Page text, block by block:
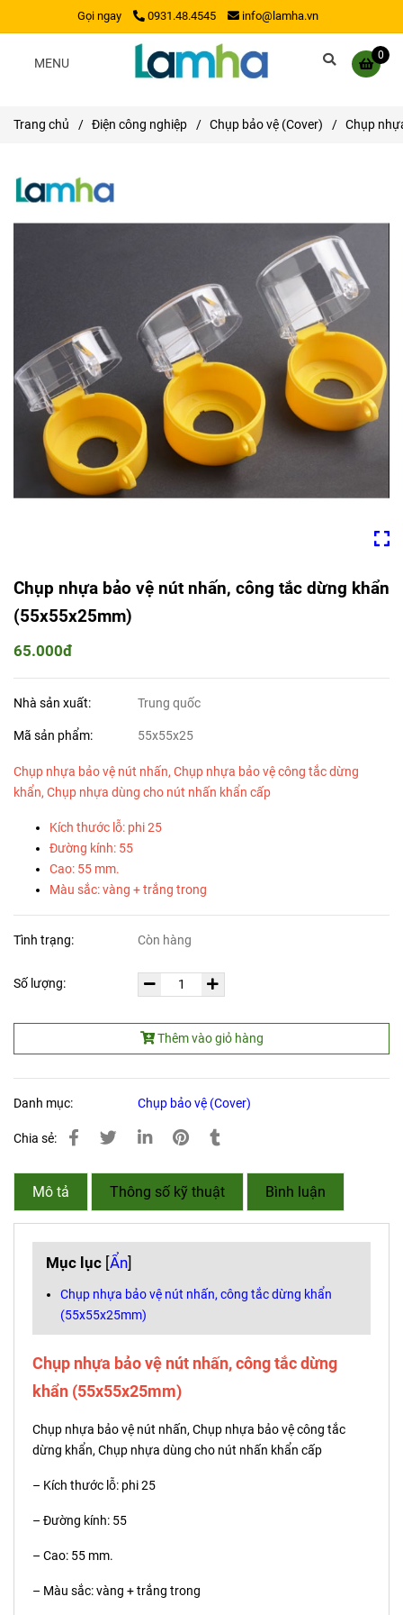
Gọi ngay 0931.48.4545 info@lamha.vn
0
MENU
Trang chủ / Điện công nghiệp / Chụp bảo vệ (Cover) / Chụp
Chụp nhựa bảo vệ nút nhấn, công tắc dừng khẩn
(55x55x25mm)
65.000đ
Nhà sản xuất: Trung quốc
Mã sản phẩm: 55x55x25
Chụp nhựa bảo vệ nút nhấn, Chụp nhựa bảo vệ công tắc dừng
khẩn, Chụp nhựa dùng cho nút nhấn khẩn cấp
Kích thước lỗ: phi 25
Đường kính: 55
Cao: 55 mm.
Màu sắc: vàng + trắng trong
Tình trạng: Còn hàng
Số lượng:
Thêm vào giỏ hàng
Danh mục: Chụp bảo vệ (Cover)
Chia sẻ:
Mô tả Thông số kỹ thuật Bình luận
Mục lục [Ẩn]
Chụp nhựa bảo vệ nút nhấn, công tắc dừng khẩn
(55x55x25mm)
Chụp nhựa bảo vệ nút nhấn, công tắc dừng
khẩn (55x55x25mm)
Chụp nhựa bảo vệ nút nhấn, Chụp nhựa bảo vệ công tắc
dừng khẩn, Chụp nhựa dùng cho nút nhấn khẩn cấp
– Kích thước lỗ: phi 25
– Đường kính: 55
– Cao: 55 mm.
– Màu sắc: vàng + trắng trong